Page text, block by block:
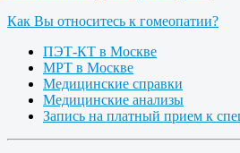
Как Вы относитесь к гомеопатии?
ПЭТ-КТ в Москве
МРТ в Москве
Медицинские справки
Медицинские анализы
Запись на платный прием к